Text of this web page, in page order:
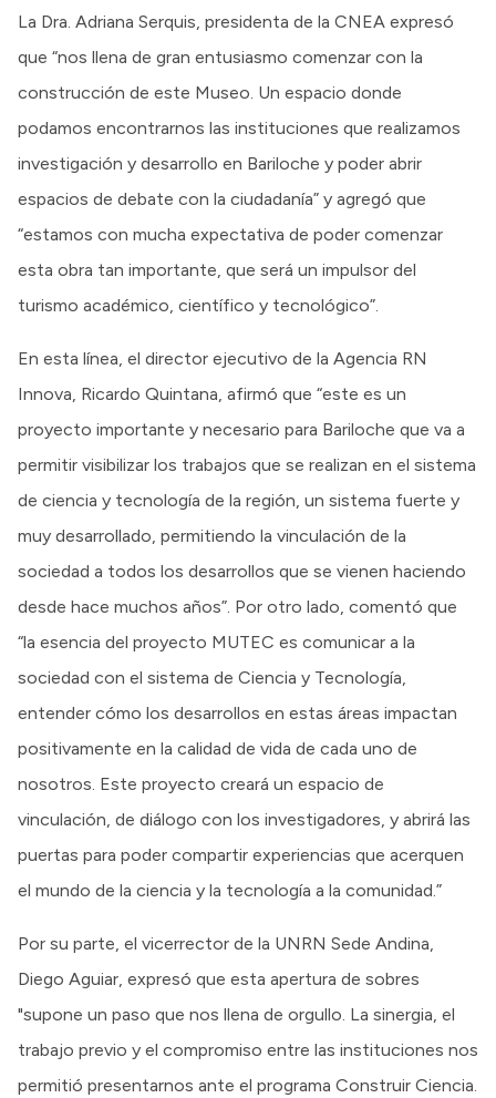
La Dra. Adriana Serquis, presidenta de la CNEA expresó
que “nos llena de gran entusiasmo comenzar con la
construcción de este Museo. Un espacio donde
podamos encontrarnos las instituciones que realizamos
investigación y desarrollo en Bariloche y poder abrir
espacios de debate con la ciudadanía” y agregó que
“estamos con mucha expectativa de poder comenzar
esta obra tan importante, que será un impulsor del
turismo académico, científico y tecnológico”.
En esta línea, el director ejecutivo de la Agencia RN
Innova, Ricardo Quintana, afirmó que “este es un
proyecto importante y necesario para Bariloche que va a
permitir visibilizar los trabajos que se realizan en el sistema
de ciencia y tecnología de la región, un sistema fuerte y
muy desarrollado, permitiendo la vinculación de la
sociedad a todos los desarrollos que se vienen haciendo
desde hace muchos años”. Por otro lado, comentó que
“la esencia del proyecto MUTEC es comunicar a la
sociedad con el sistema de Ciencia y Tecnología,
entender cómo los desarrollos en estas áreas impactan
positivamente en la calidad de vida de cada uno de
nosotros. Este proyecto creará un espacio de
vinculación, de diálogo con los investigadores, y abrirá las
puertas para poder compartir experiencias que acerquen
el mundo de la ciencia y la tecnología a la comunidad.”
Por su parte, el vicerrector de la UNRN Sede Andina,
Diego Aguiar, expresó que esta apertura de sobres
"supone un paso que nos llena de orgullo. La sinergia, el
trabajo previo y el compromiso entre las instituciones nos
permitió presentarnos ante el programa Construir Ciencia.